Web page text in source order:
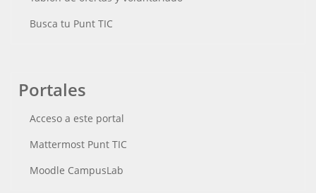
Busca tu Punt TIC
Portales
Acceso a este portal
Mattermost Punt TIC
Moodle CampusLab